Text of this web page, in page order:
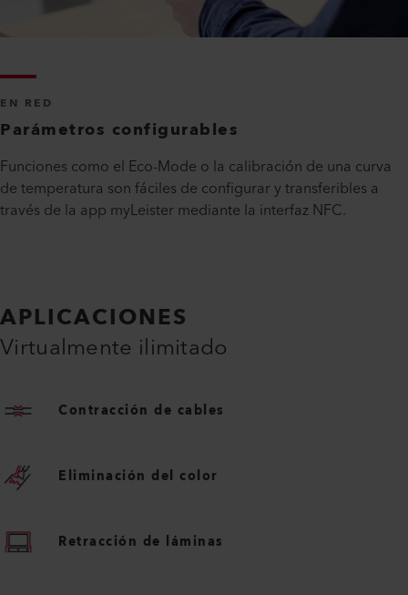
EN RED
Parámetros configurables
Funciones como el Eco-Mode o la calibración de una curva
de temperatura son fáciles de configurar y transferibles a
través de la app myLeister mediante la interfaz NFC.
APLICACIONES
Virtualmente ilimitado
Contracción de cables
Eliminación del color
Retracción de láminas